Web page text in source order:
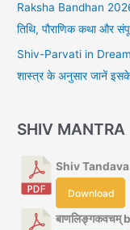
Raksha Bandhan
तिथि, पौराणिक कथा और
Shiv-Parvati in Dream
शास्त्र के अनुसार जानें
SHIV MANTRA
Shiv Tandava
Download